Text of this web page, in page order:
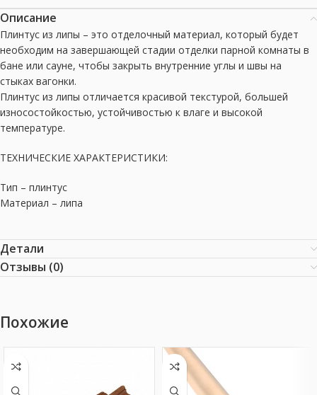
Описание
Плинтус из липы – это отделочный материал, который будет
необходим на завершающей стадии отделки парной комнаты в
бане или сауне, чтобы закрыть внутренние углы и швы на
стыках вагонки.
Плинтус из липы отличается красивой текстурой, большей
износостойкостью, устойчивостью к влаге и высокой
температуре.
ТЕХНИЧЕСКИЕ ХАРАКТЕРИСТИКИ:
Тип – плинтус
Материал – липа
Детали
Отзывы (0)
Похожие